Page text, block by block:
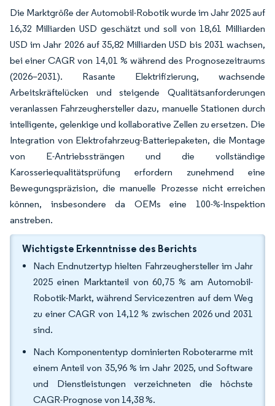
Die Marktgröße der Automobil-Robotik wurde im Jahr 2025 auf
16,32 Milliarden USD geschätzt und soll von 18,61 Milliarden
USD im Jahr 2026 auf 35,82 Milliarden USD bis 2031 wachsen,
bei einer CAGR von 14,01 % während des Prognosezeitraums
(2026–2031). Rasante Elektrifizierung, wachsende
Arbeitskräftelücken und steigende Qualitätsanforderungen
veranlassen Fahrzeughersteller dazu, manuelle Stationen durch
intelligente, gelenkige und kollaborative Zellen zu ersetzen. Die
Integration von Elektrofahrzeug-Batteriepaketen, die Montage
von E-Antriebssträngen und die vollständige
Karosseriequalitätsprüfung erfordern zunehmend eine
Bewegungspräzision, die manuelle Prozesse nicht erreichen
können, insbesondere da OEMs eine 100-%-Inspektion
anstreben.
Wichtigste Erkenntnisse des Berichts
Nach Endnutzertyp hielten Fahrzeughersteller im Jahr
2025 einen Marktanteil von 60,75 % am Automobil-
Robotik-Markt, während Servicezentren auf dem Weg
zu einer CAGR von 14,12 % zwischen 2026 und 2031
sind.
Nach Komponententyp dominierten Roboterarme mit
einem Anteil von 35,96 % im Jahr 2025, und Software
und Dienstleistungen verzeichneten die höchste
CAGR-Prognose von 14,38 %.